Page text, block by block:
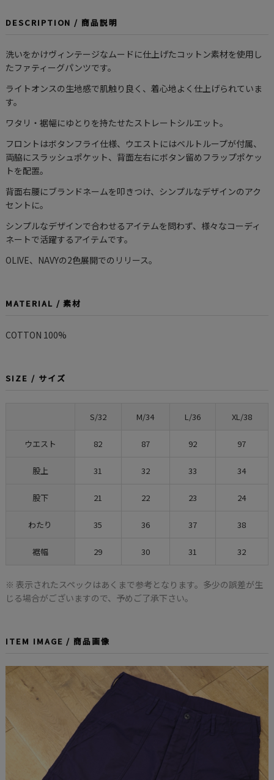
DESCRIPTION / 商品説明
洗いをかけヴィンテージなムードに仕上げたコットン素材を使用し
たファティーグパンツです。
ライトオンスの生地感で肌触り良く、着心地よく仕上げられていま
す。
ワタリ・裾幅にゆとりを持たせたストレートシルエット。
フロントはボタンフライ仕様、ウエストにはベルトループが付属、
両脇にスラッシュポケット、背面左右にボタン留めフラップポケッ
トを配置。
背面右腰にブランドネームを叩きつけ、シンプルなデザインのアク
セントに。
シンプルなデザインで合わせるアイテムを問わず、様々なコーディ
ネートで活躍するアイテムです。
OLIVE、NAVYの2色展開でのリリース。
MATERIAL / 素材
COTTON 100%
SIZE / サイズ
S/32 M/34 L/36 XL/38
ウエスト 82 87 92 97
股上 31 32 33 34
股下 21 22 23 24
わたり 35 36 37 38
裾幅 29 30 31 32
※ 表示されたスペックはあくまで参考となります。多少の誤差が生
じる場合がございますので、予めご了承下さい。
ITEM IMAGE / 商品画像